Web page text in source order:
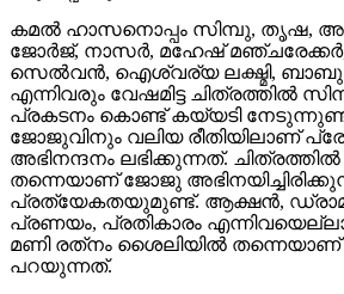
കമൽ ഹാസനൊപ്പം സിമ്പു, തൃഷ,
ജോർജ്, നാസർ, മഹേഷ്
സെൽവൻ, ഐശ്വര്യ ലക്ഷ്മി,
എന്നിവരും വേഷമിട്ട ചിത്രത്തിൽ
പ്രകടനം കൊണ്ട് കയ്യടി
ജോജുവിനും വലിയ രീതിയിലാണ്
അഭിനന്ദനം ലഭിക്കുന്നത്.
തന്നെയാണ് ജോജു
പ്രത്യേകതയുമുണ്ട്. ആക്ഷൻ,
പ്രണയം, പ്രതികാരം
മണി രത്‌നം ശൈലിയിൽ തന്നെയാണ്
പറയുന്നത്.